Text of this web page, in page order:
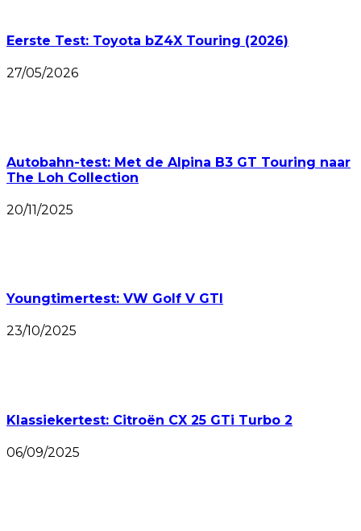
Eerste Test: Toyota bZ4X Touring (2026)
27/05/2026
Autobahn-test: Met de Alpina B3 GT Touring naar
The Loh Collection
20/11/2025
Youngtimertest: VW Golf V GTI
23/10/2025
Klassiekertest: Citroën CX 25 GTi Turbo 2
06/09/2025